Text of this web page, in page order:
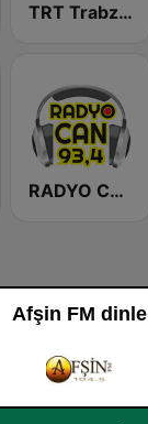
TRT Trabzon Radyosu
RADYO CAN
Afşin FM dinle